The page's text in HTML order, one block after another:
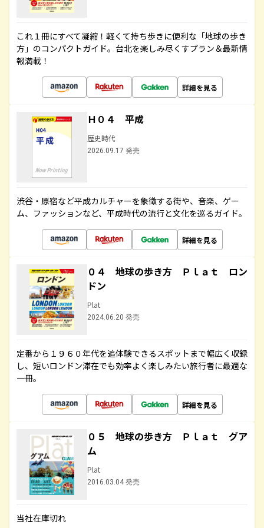
これ１冊にすべて凝縮！軽くて持ち歩きに便利な「地球の歩き
方」のコンパクトガイド。台北を楽しみ尽くすプラン＆最新情
報満載！
詳細を見る
Ｈ０４ 平成
歴史時代
2026.09.17 発売
渋谷・原宿など平成カルチャーを象徴する街や、音楽、ゲー
ム、ファッションなど、平成時代の流行と文化を巡るガイド。
詳細を見る
０４ 地球の歩き方 Ｐｌａｔ ロン
ドン
Plat
2024.06.20 発売
定番から１９６０年代を追体験できるスポットまで幅広く収録
し、短いロンドン滞在でも効率よく楽しみたい旅行者に最適な
一冊。
詳細を見る
０５ 地球の歩き方 Ｐｌａｔ グア
ム
Plat
2016.03.04 発売
当社在庫切れ